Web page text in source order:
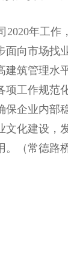
年工作
面向市场找
建筑管理水
项工作规范
保企业内部
文化建设，
。（常德路